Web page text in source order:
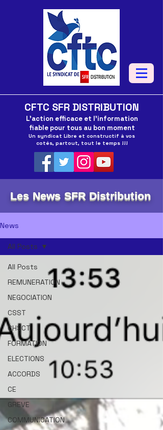
CFTC SFR DISTRIBUTION
L'action efficace et l'information
fiable pour tous au bon moment
Un syndicat Libre et constructif à vos
cotés, partout, tout le temps !!!
Les News SFR Distribution
News
All Posts
REMUNERATION
NEGOCIATION
CSST
CHSCT
FORMATION
ELECTIONS
ACCORDS
CE
GREVE
COMMUNICATION
All Posts